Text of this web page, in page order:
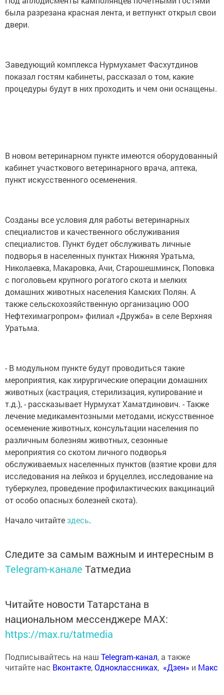
была разрезана красная лента, и ветпункт открыл свои
двери.
Заведующий комплекса Нурмухамет Фасхутдинов
показал гостям кабинеты, рассказал о том, какие
процедуры будут в них проходить и чем они оснащены.
В новом ветеринарном пункте имеются оборудованный
кабинет участкового ветеринарного врача, аптека,
пункт искусственного осеменения.
Созданы все условия для работы ветеринарных
специалистов и качественного обслуживания
специалистов. Пункт будет обслуживать личные
подворья в населенных пунктах Нижняя Уратьма,
Николаевка, Макаровка, Ачи, Старошешминск, Поповка
с поголовьем крупного рогатого скота и мелких
домашних животных населения Камских Полян. А
также сельскохозяйственную организацию ООО
Нефтехимагропром» филиал «Дружба» в селе Верхняя
Уратьма.
- В модульном пункте будут проводиться такие
мероприятия, как хирургические операции домашних
животных (кастрация, стерилизация, купирование и
т.д.), - рассказывает Нурмухат Хаматдинович. - Также
лечение медикаментозными методами, искусственное
осеменение животных, консультации населения по
различным болезням животных, сезонные
мероприятия со скотом личного подворья
обслуживаемых населенных пунктов (взятие крови для
исследования на лейкоз и бруцеллез, исследование на
туберкулез, проведение профилактических вакцинаций
от особо опасных болезней скота).
Начало читайтездесь.
Следите за самым важным и интересным в
Telegram-канале Татмедиа
Читайте новости Татарстана в
национальном мессенджере MАХ:
https://max.ru/tatmedia
Подписывайтесь на наш Telegram-канал, а также
читайте нас Вконтакте,Одноклассниках, «Дзен» и Макс